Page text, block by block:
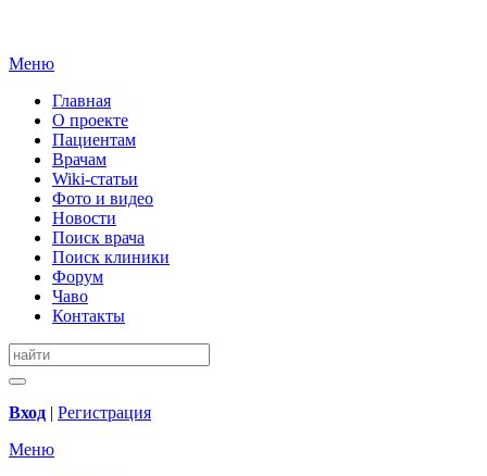
Меню
Главная
О проекте
Пациентам
Врачам
Wiki-статьи
Фото и видео
Новости
Поиск врача
Поиск клиники
Форум
Чаво
Контакты
Вход | Регистрация
Меню